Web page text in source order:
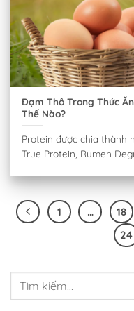
Đạm Thô Trong Thức
Thế Nào?
Protein được chia thành
True Protein, Rumen
1 … 18
24